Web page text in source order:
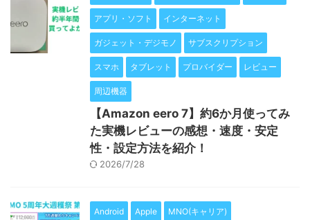
アプリ・ソフト インターネット
ガジェット・デジモノ サブスクリプション
スマホ タブレット プロバイダー レビュー
周辺機器
【Amazon eero 7】約6か月使ってみ
た実機レビューの感想・速度・安定
性・設定方法を紹介！
2026/7/28
Android Apple MNO(キャリア)